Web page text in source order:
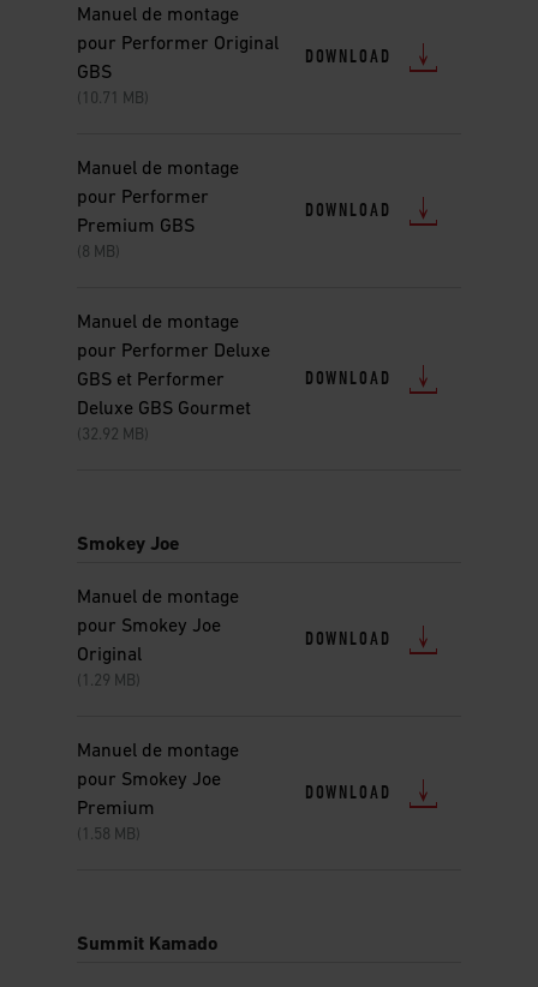
Manuel de montage
pour Performer Original
GBS
(10.71 MB)
DOWNLOAD
Manuel de montage
pour Performer
Premium GBS
(8 MB)
DOWNLOAD
Manuel de montage
pour Performer Deluxe
GBS et Performer
Deluxe GBS Gourmet
(32.92 MB)
DOWNLOAD
Smokey Joe
Manuel de montage
pour Smokey Joe
Original
(1.29 MB)
DOWNLOAD
Manuel de montage
pour Smokey Joe
Premium
(1.58 MB)
DOWNLOAD
Summit Kamado